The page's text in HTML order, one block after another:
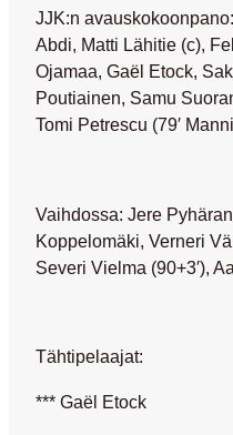
JJK:n
Abdi, Matti Lähitie (c),
Ojamaa, Gaël Etock,
Poutiainen, Samu
Tomi Petrescu (79′
Vaihdossa: Jere
Koppelomäki, Verneri
Severi Vielma (90+3′),
Tähtipelaajat:
*** Gaël Etock